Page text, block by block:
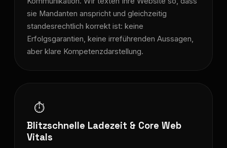
sie Mandanten anspricht und gleichzeitig
standesrechtlich korrekt ist: keine
Erfolgsgarantien, keine irreführenden Aussagen,
aber klare Kompetenzdarstellung.
⏱️
Blitzschnelle Ladezeit & Core Web
Vitals